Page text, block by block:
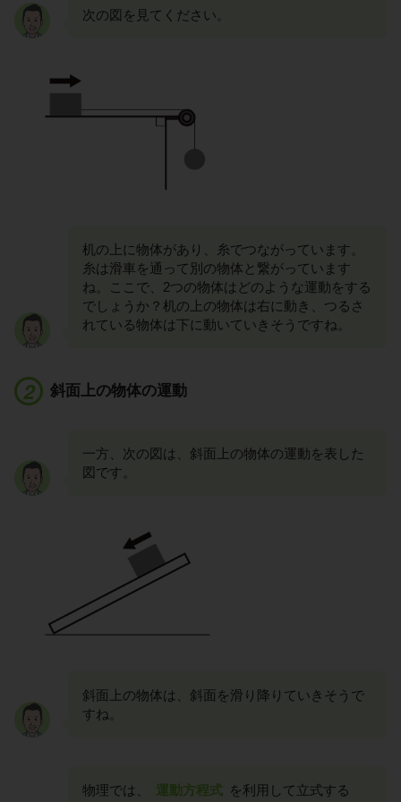
次の図を見てください。
机の上に物体があり、糸でつながっています。
糸は滑車を通って別の物体と繋がっています
ね。ここで、2つの物体はどのような運動をする
でしょうか？机の上の物体は右に動き、つるさ
れている物体は下に動いていきそうですね。
斜面上の物体の運動
一方、次の図は、斜面上の物体の運動を表した
図です。
斜面上の物体は、斜面を滑り降りていきそうで
すね。
物理では、 運動方程式 を利用して立式する